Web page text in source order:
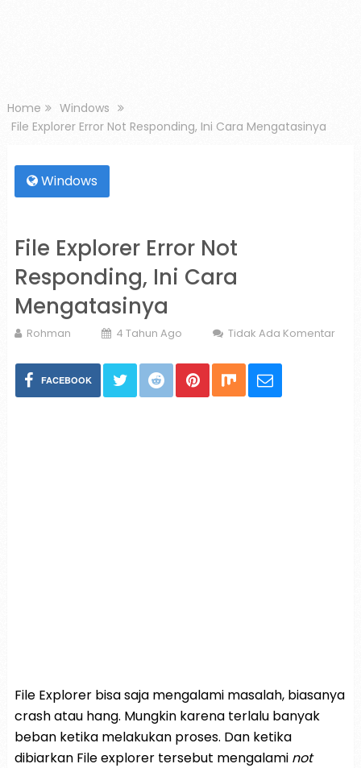
Home
Windows
File Explorer Error Not Responding, Ini Cara Mengatasinya
Windows
File Explorer Error Not
Responding, Ini Cara
Mengatasinya
Rohman 4 Tahun Ago Tidak Ada Komentar
FACEBOOK
File Explorer bisa saja mengalami masalah, biasanya
crash atau hang. Mungkin karena terlalu banyak
beban ketika melakukan proses. Dan ketika
dibiarkan File explorer tersebut mengalami not